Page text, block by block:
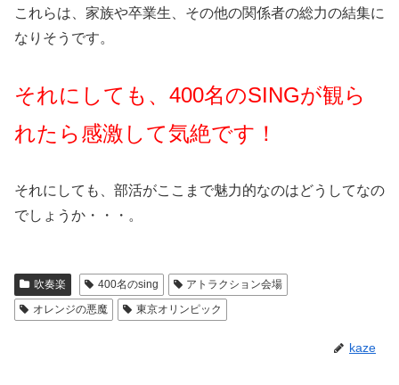
これらは、家族や卒業生、その他の関係者の総力の結集に
なりそうです。
それにしても、400名のSINGが観ら
れたら感激して気絶です！
それにしても、部活がここまで魅力的なのはどうしてなの
でしょうか・・・。
吹奏楽 400名のsing
アトラクション会場
オレンジの悪魔
東京オリンピック
kaze